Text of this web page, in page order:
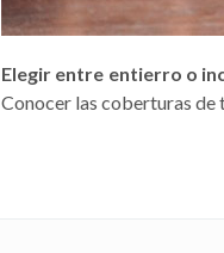
Elegir entre entierro o
Conocer las coberturas de